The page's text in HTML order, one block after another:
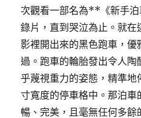
次觀看一部名為**《新手
錄片，直到哭泣為止。就
影裡開出來的黑色跑車，
過。跑車的輪胎發出令人
乎蔑視重力的姿態，精準地
寸寬度的停車格中。那泊
暢、完美，且毫無任何多